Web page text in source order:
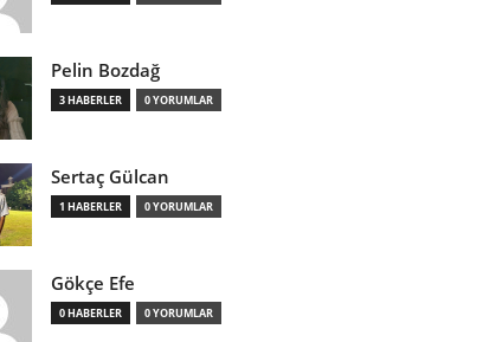
Pelin Bozdağ
3 HABERLER 0 YORUMLAR
Sertaç Gülcan
1 HABERLER 0 YORUMLAR
Gökçe Efe
0 HABERLER 0 YORUMLAR